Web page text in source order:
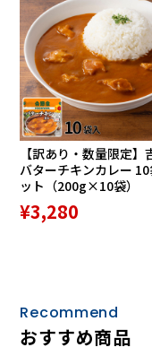
シンプルで合わせや
ど、日常のカジュア
程よいヴィンテージ
にもおすすめです。
父の日や誕生日など
【訳あり・数量限定】
バターチキンカレー 10
ット（200g×10袋）
¥3,280
Recommend
おすすめ商品